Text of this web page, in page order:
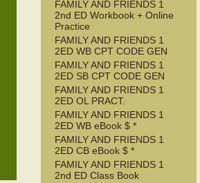
FAMILY AND FRIENDS 1
2nd ED Workbook + Online
Practice
FAMILY AND FRIENDS 1
2ED WB CPT CODE GEN
FAMILY AND FRIENDS 1
2ED SB CPT CODE GEN
FAMILY AND FRIENDS 1
2ED OL PRACT.
FAMILY AND FRIENDS 1
2ED WB eBook $ *
FAMILY AND FRIENDS 1
2ED CB eBook $ *
FAMILY AND FRIENDS 1
2nd ED Class Book